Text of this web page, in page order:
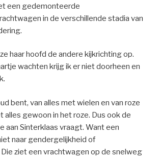
een gedemonteerde
in de verschillende stadia van
haar hoofd de andere kijkrichting op.
wachten krijg ik er niet doorheen en
bent, van alles met wielen en van roze
alles gewoon in het roze. Dus ook de
aan Sinterklaas vraagt. Want een
naar gendergelijkheid of
ziet een vrachtwagen op de snelweg